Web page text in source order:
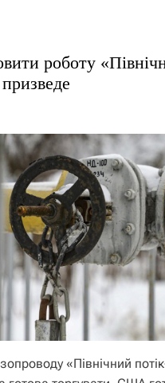
роботу
«Північний